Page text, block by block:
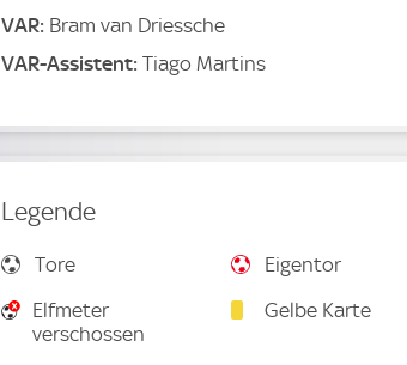
VAR: Bram van Driessche
VAR-Assistent: Tiago Martins
Legende
Tore Eigentor
Elfmeter
verschossen
Gelbe Karte